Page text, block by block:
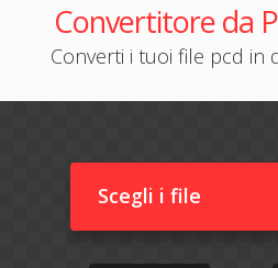
Convertitore da
Converti i tuoi file pcd in
Scegli i file